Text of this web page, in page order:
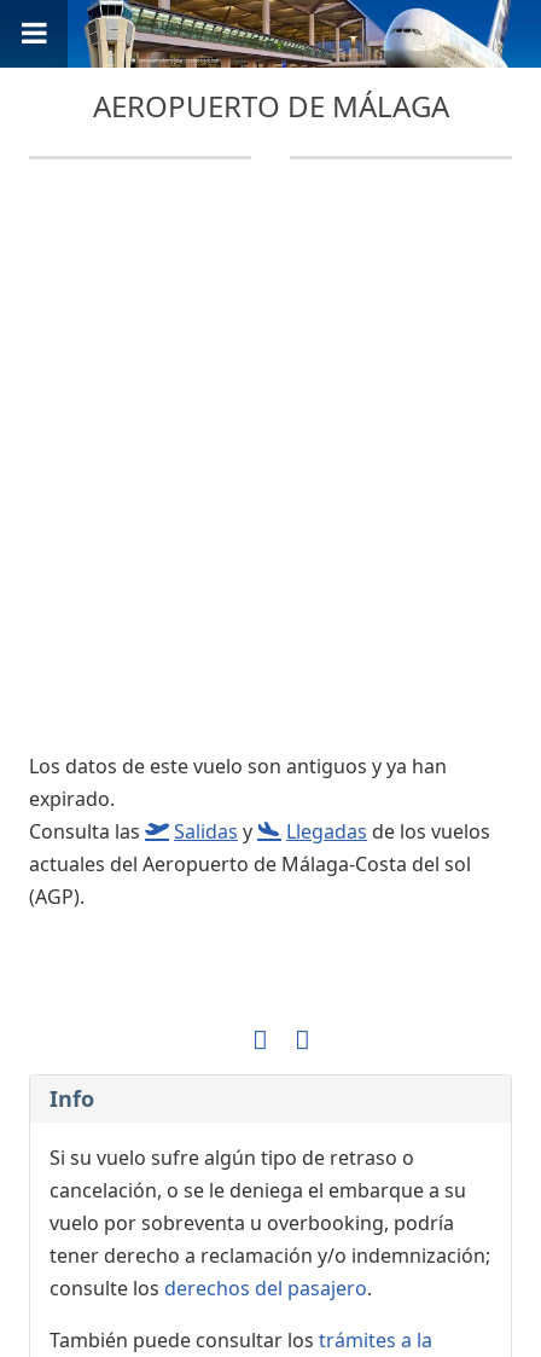
AEROPUERTO DE MÁLAGA
Los datos de este vuelo son antiguos y ya han
expirado.
Consulta las
Salidas y Llegadas de los vuelos
actuales del Aeropuerto de Málaga-Costa del sol
(AGP).
Info
Si su vuelo sufre algún tipo de retraso o
cancelación, o se le deniega el embarque a su
vuelo por sobreventa u overbooking, podría
tener derecho a reclamación y/o indemnización;
consulte los derechos del pasajero.
También puede consultar los trámites a la